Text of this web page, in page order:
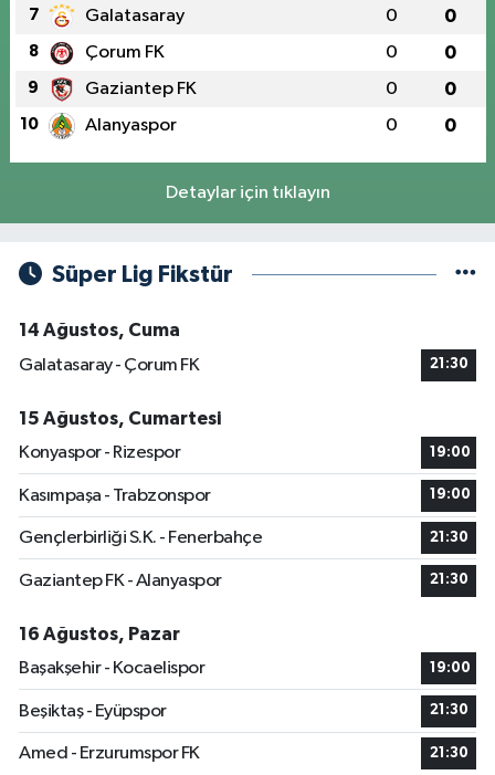
7 Galatasaray 0 0
8 Çorum FK 0 0
9 Gaziantep FK 0 0
10 Alanyaspor 0 0
Detaylar için tıklayın
Süper Lig Fikstür
14 Ağustos, Cuma
Galatasaray - Çorum FK
21:30
15 Ağustos, Cumartesi
Konyaspor - Rizespor
19:00
Kasımpaşa - Trabzonspor 19:00
Gençlerbirliği S.K. - Fenerbahçe 21:30
Gaziantep FK - Alanyaspor 21:30
16 Ağustos, Pazar
Başakşehir - Kocaelispor
19:00
Beşiktaş - Eyüpspor 21:30
Amed - Erzurumspor FK 21:30